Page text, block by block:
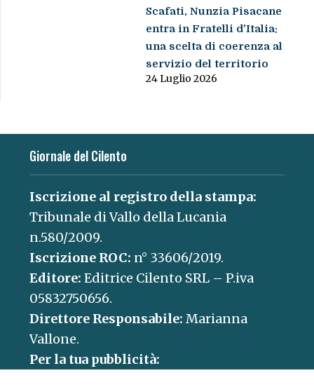
Scafati, Nunzia Pisacane
entra in Fratelli d’Italia:
una scelta di coerenza al
servizio del territorio
24 Luglio 2026
Giornale del Cilento
Iscrizione al registro della stampa:
Tribunale di Vallo della Lucania
n.580/2009.
Iscrizione ROC: n° 33606/2019.
Editore: Editrice Cilento SRL – P.iva
05832750656.
Direttore Responsabile: Marianna
Vallone.
Per la tua pubblicità: